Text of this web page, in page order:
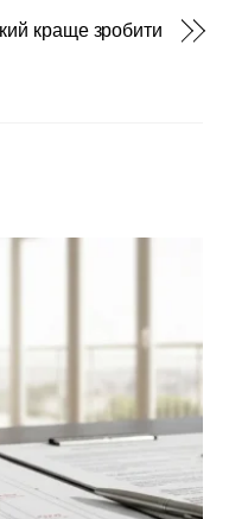
краще зробити